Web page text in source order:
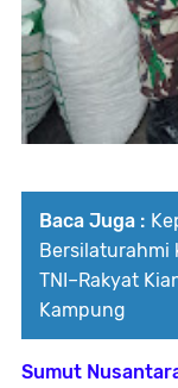
Baca Juga :
Bersilaturahmi
TNI–Rakyat
Kampung
Sumut